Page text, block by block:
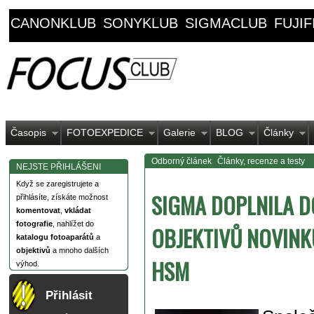
CANONKLUB SONYKLUB SIGMACLUB
Časopis FOTOEXPEDICE Galerie BLOG Články
NEJSTE PŘIHLÁŠENI
Když se zaregistrujete a
přihlásíte, získáte možnost
komentovat vkládat
fotografie , nahlížet do
katalogu fotoaparátů a
objektivů a mnoho dalších
výhod.
Přihlásit
Odborný článek Články, recenze a testy
SIGMA DOPLNILA
OBJEKTIVŮ
HSM